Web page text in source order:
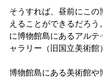
そうすれば、昼前にこの
えることができるだろう
に博物館島にあるアルテ
ャラリー（旧国立美術館
博物館島にある美術館や